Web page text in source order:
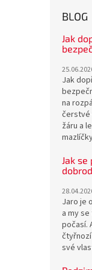
BLOG
Jak
Jak
na
čerstvé
žáru a
Jak
Jaro je
a my
počasí.
své